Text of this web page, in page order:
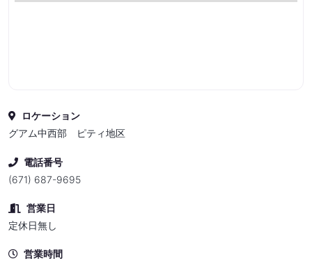
ロケーション
グアム中西部 ピティ地区
電話番号
(671) 687-9695
営業日
定休日無し
営業時間